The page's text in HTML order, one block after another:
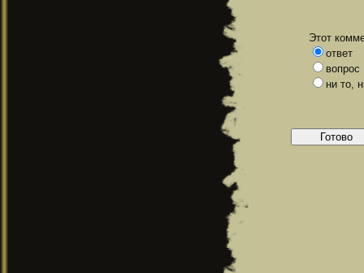
Этот
ответ
вопрос
ни то,